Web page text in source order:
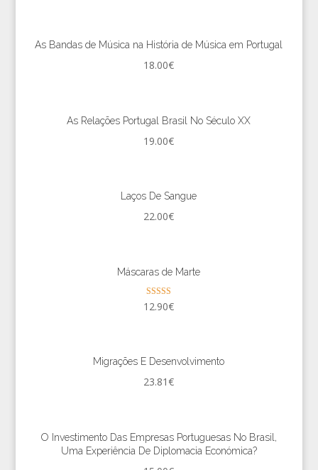
As Bandas de Música na História de Música em Portugal
18.00€
As Relações Portugal Brasil No Século XX
19.00€
Laços De Sangue
22.00€
Máscaras de Marte
Avaliação
5.00
12.90€
Migrações E Desenvolvimento
23.81€
O Investimento Das Empresas Portuguesas No Brasil,
Uma Experiência De Diplomacia Económica?